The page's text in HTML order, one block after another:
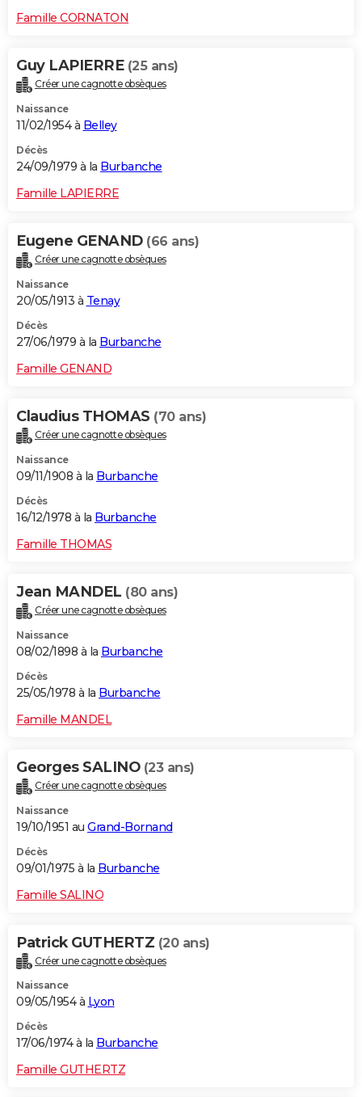
Famille CORNATON
Guy LAPIERRE (25 ans)
Créer une cagnotte obsèques
Naissance
11/02/1954 à Belley
Décès
24/09/1979 à la Burbanche
Famille LAPIERRE
Eugene GENAND (66 ans)
Créer une cagnotte obsèques
Naissance
20/05/1913 à Tenay
Décès
27/06/1979 à la Burbanche
Famille GENAND
Claudius THOMAS (70 ans)
Créer une cagnotte obsèques
Naissance
09/11/1908 à la Burbanche
Décès
16/12/1978 à la Burbanche
Famille THOMAS
Jean MANDEL (80 ans)
Créer une cagnotte obsèques
Naissance
08/02/1898 à la Burbanche
Décès
25/05/1978 à la Burbanche
Famille MANDEL
Georges SALINO (23 ans)
Créer une cagnotte obsèques
Naissance
19/10/1951 au Grand-Bornand
Décès
09/01/1975 à la Burbanche
Famille SALINO
Patrick GUTHERTZ (20 ans)
Créer une cagnotte obsèques
Naissance
09/05/1954 à Lyon
Décès
17/06/1974 à la Burbanche
Famille GUTHERTZ